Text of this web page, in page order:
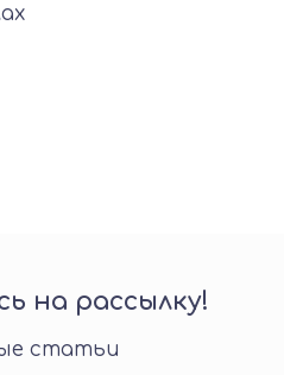
на рассылку!
статьи